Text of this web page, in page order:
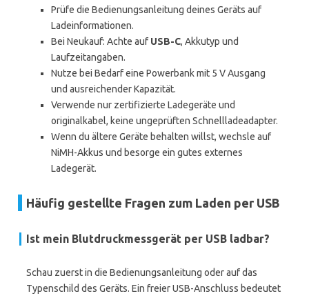
Prüfe die Bedienungsanleitung deines Geräts auf
Ladeinformationen.
Bei Neukauf: Achte auf USB-C, Akkutyp und
Laufzeitangaben.
Nutze bei Bedarf eine Powerbank mit 5 V Ausgang
und ausreichender Kapazität.
Verwende nur zertifizierte Ladegeräte und
originalkabel, keine ungeprüften Schnellladeadapter.
Wenn du ältere Geräte behalten willst, wechsle auf
NiMH-Akkus und besorge ein gutes externes
Ladegerät.
Häufig gestellte Fragen zum Laden per USB
Ist mein Blutdruckmessgerät per USB ladbar?
Schau zuerst in die Bedienungsanleitung oder auf das
Typenschild des Geräts. Ein freier USB-Anschluss bedeutet